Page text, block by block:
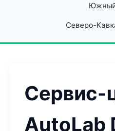
Северо-
Сервис-
AutoLab